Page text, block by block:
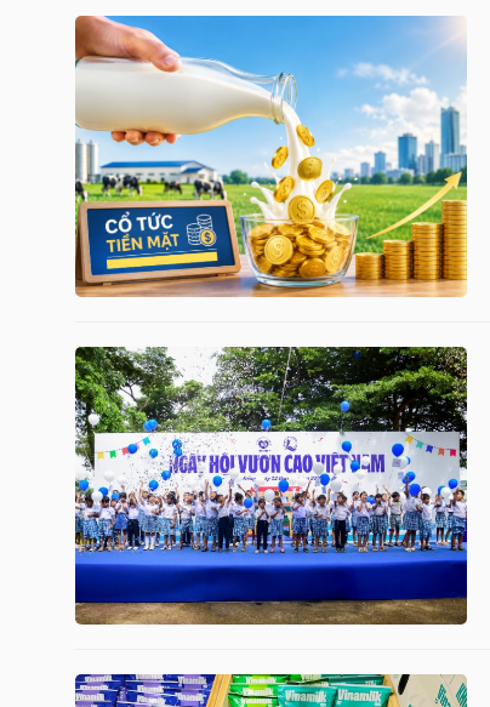
CHÍNH
HÀNG
HÓA
THẾ
GIỚI
ĐÔNG